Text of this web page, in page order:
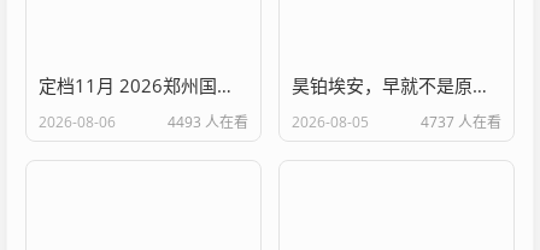
定档11月 2026郑州国际车展焕新升级 锚定中部未来出行标杆
2026-08-06 4493 人在看
昊铂埃安，早就不是原来的昊铂埃安了！
2026-08-05 4737 人在看